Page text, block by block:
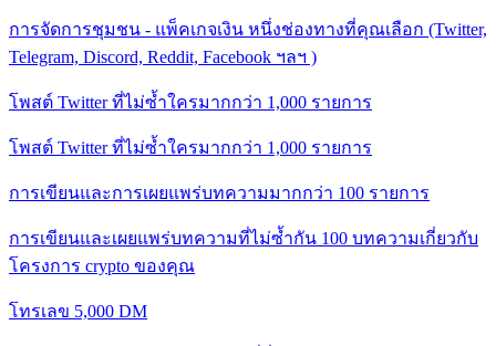
การจัดการชุมชน - แพ็คเกจเงิน หนึ่งช่องทางที่คุณเลือก (Twitter,
Telegram, Discord, Reddit, Facebook ฯลฯ )
โพสต์ Twitter ที่ไม่ซ้ำใครมากกว่า 1,000 รายการ
โพสต์ Twitter ที่ไม่ซ้ำใครมากกว่า 1,000 รายการ
การเขียนและการเผยแพร่บทความมากกว่า 100 รายการ
การเขียนและเผยแพร่บทความที่ไม่ซ้ำกัน 100 บทความเกี่ยวกับ
โครงการ crypto ของคุณ
โทรเลข 5,000 DM